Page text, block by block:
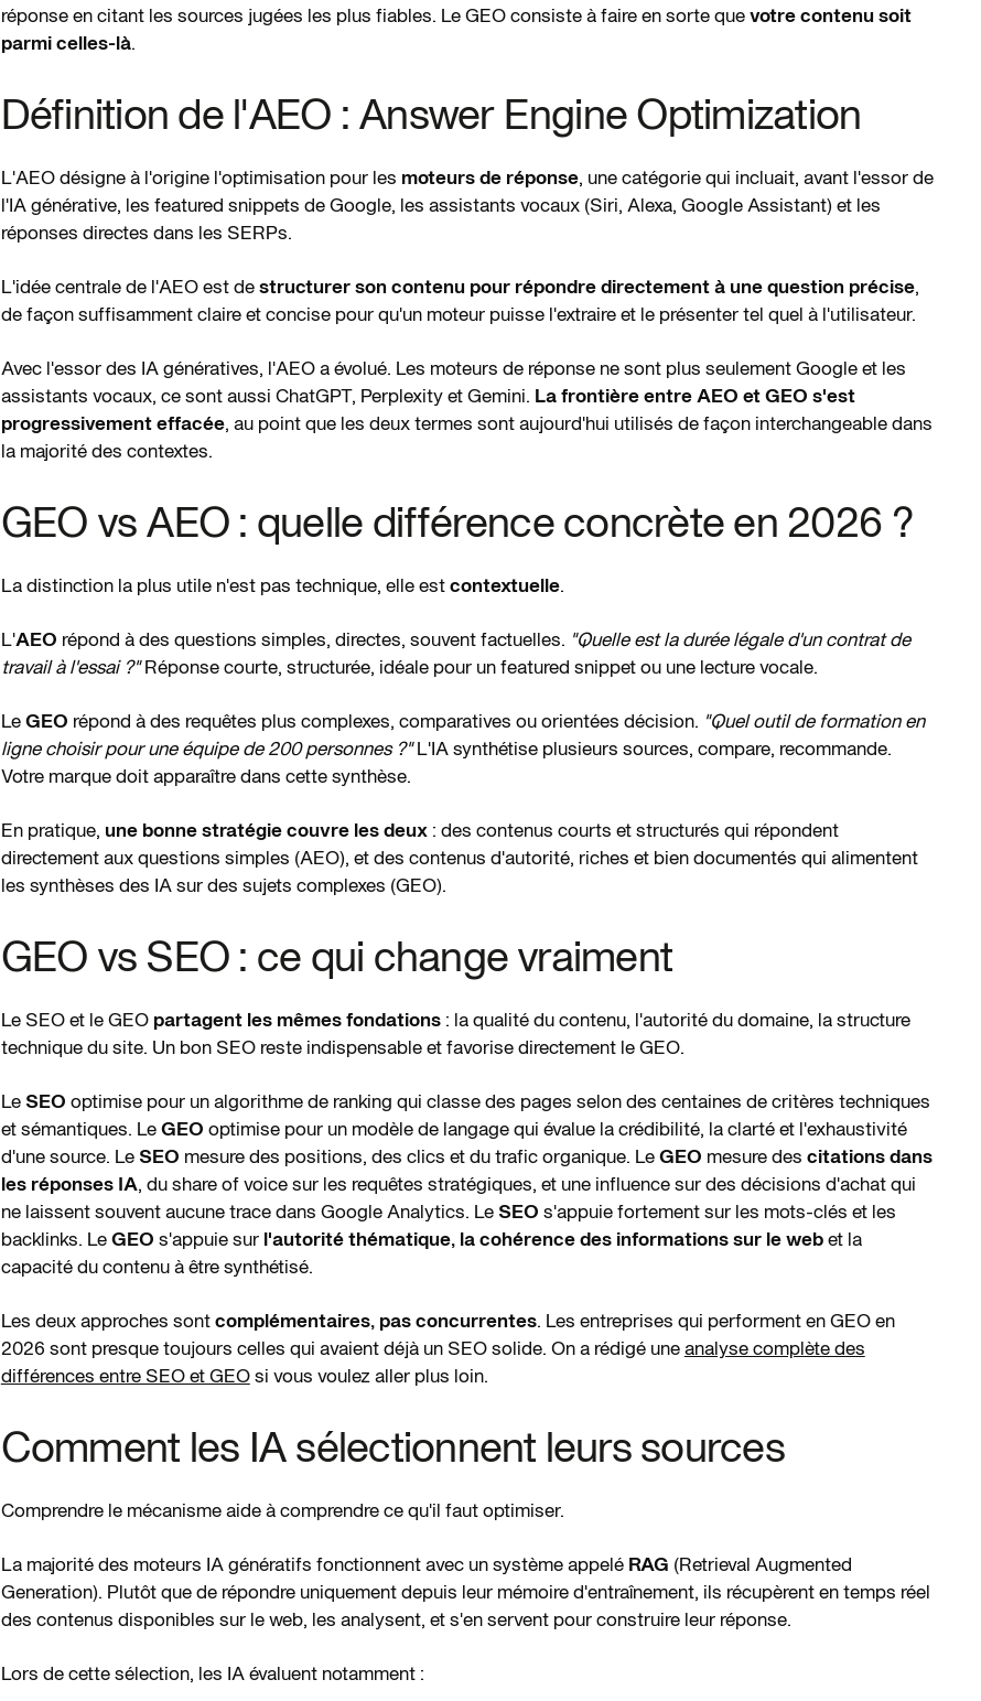
réponse en citant les sources jugées les plus fiables. Le GEO consiste à faire en sorte que votre contenu soit
parmi celles-là.
Définition de l'AEO : Answer Engine Optimization
L'AEO désigne à l'origine l'optimisation pour les moteurs de réponse, une catégorie qui incluait, avant l'essor de
l'IA générative, les featured snippets de Google, les assistants vocaux (Siri, Alexa, Google Assistant) et les
réponses directes dans les SERPs.
L'idée centrale de l'AEO est de structurer son contenu pour répondre directement à une question précise,
de façon suffisamment claire et concise pour qu'un moteur puisse l'extraire et le présenter tel quel à l'utilisateur.
Avec l'essor des IA génératives, l'AEO a évolué. Les moteurs de réponse ne sont plus seulement Google et les
assistants vocaux, ce sont aussi ChatGPT, Perplexity et Gemini. La frontière entre AEO et GEO s'est
progressivement effacée, au point que les deux termes sont aujourd'hui utilisés de façon interchangeable dans
la majorité des contextes.
GEO vs AEO : quelle différence concrète en 2026 ?
La distinction la plus utile n'est pas technique, elle est contextuelle.
L'AEO répond à des questions simples, directes, souvent factuelles. "Quelle est la durée légale d'un contrat de
travail à l'essai ?"Réponse courte, structurée, idéale pour un featured snippet ou une lecture vocale.
Le GEO répond à des requêtes plus complexes, comparatives ou orientées décision. "Quel outil de formation en
ligne choisir pour une équipe de 200 personnes ?"L'IA synthétise plusieurs sources, compare, recommande.
Votre marque doit apparaître dans cette synthèse.
En pratique, une bonne stratégie couvre les deux: des contenus courts et structurés qui répondent
directement aux questions simples (AEO), et des contenus d'autorité, riches et bien documentés qui alimentent
les synthèses des IA sur des sujets complexes (GEO).
GEO vs SEO : ce qui change vraiment
Le SEO et le GEO partagent les mêmes fondations: la qualité du contenu, l'autorité du domaine, la structure
technique du site. Un bon SEO reste indispensable et favorise directement le GEO.
Le SEO optimise pour un algorithme de ranking qui classe des pages selon des centaines de critères techniques
et sémantiques. Le GEO optimise pour un modèle de langage qui évalue la crédibilité, la clarté et l'exhaustivité
d'une source. Le SEO mesure des positions, des clics et du trafic organique. Le GEO mesure des citations dans
les réponses IA, du share of voice sur les requêtes stratégiques, et une influence sur des décisions d'achat qui
ne laissent souvent aucune trace dans Google Analytics. Le SEO s'appuie fortement sur les mots-clés et les
backlinks. Le GEO s'appuie sur l'autorité thématique, la cohérence des informations sur le webet la
capacité du contenu à être synthétisé.
Les deux approches sont complémentaires, pas concurrentes. Les entreprises qui performent en GEO en
2026 sont presque toujours celles qui avaient déjà un SEO solide. On a rédigé une analyse complète des
différences entre SEO et GEOsi vous voulez aller plus loin.
Comment les IA sélectionnent leurs sources
Comprendre le mécanisme aide à comprendre ce qu'il faut optimiser.
La majorité des moteurs IA génératifs fonctionnent avec un système appelé RAG (Retrieval Augmented
Generation). Plutôt que de répondre uniquement depuis leur mémoire d'entraînement, ils récupèrent en temps réel
des contenus disponibles sur le web, les analysent, et s'en servent pour construire leur réponse.
Lors de cette sélection, les IA évaluent notamment :